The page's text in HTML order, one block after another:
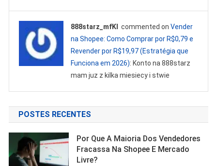
888starz_mfKl commented onVender
na Shopee: Como Comprar por R$0,79 e
Revender por R$19,97 (Estratégia que
Funciona em 2026): Konto na 888starz
mam juz z kilka miesiecy i stwie
POSTES RECENTES
Por Que A Maioria Dos Vendedores
Fracassa Na Shopee E Mercado
Livre?